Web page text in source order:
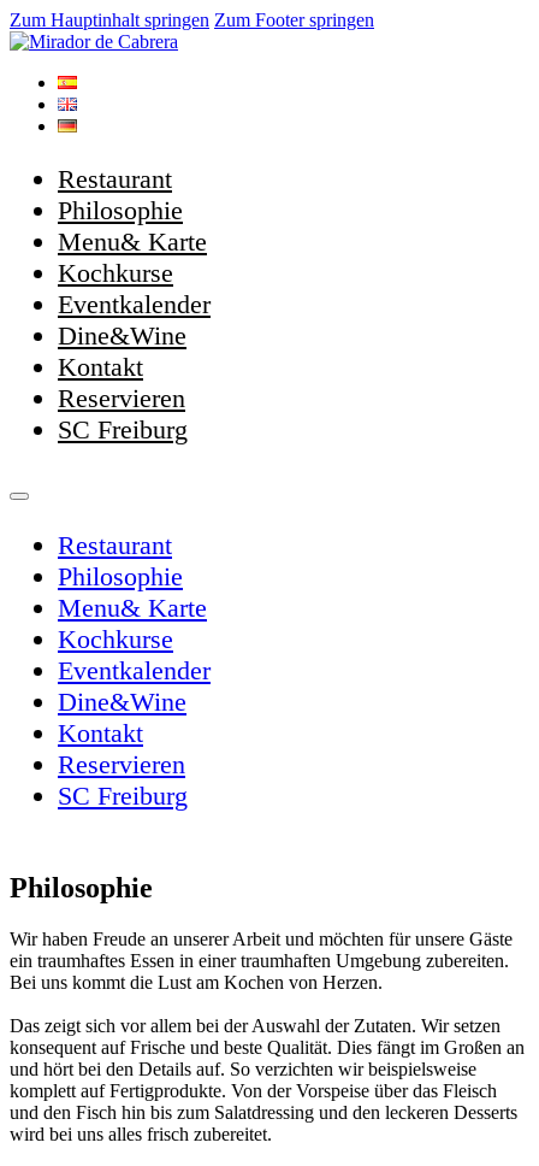
Zum Hauptinhalt springen Zum Footer springen
Restaurant
Philosophie
Menu& Karte
Kochkurse
Eventkalender
Dine&Wine
Kontakt
Reservieren
SC Freiburg
Restaurant
Philosophie
Menu& Karte
Kochkurse
Eventkalender
Dine&Wine
Kontakt
Reservieren
SC Freiburg
Philosophie
Wir haben Freude an unserer Arbeit und möchten für unsere Gäste
ein traumhaftes Essen in einer traumhaften Umgebung zubereiten.
Bei uns kommt die Lust am Kochen von Herzen.
Das zeigt sich vor allem bei der Auswahl der Zutaten. Wir setzen
konsequent auf Frische und beste Qualität. Dies fängt im Großen an
und hört bei den Details auf. So verzichten wir beispielsweise
komplett auf Fertigprodukte. Von der Vorspeise über das Fleisch
und den Fisch hin bis zum Salatdressing und den leckeren Desserts
wird bei uns alles frisch zubereitet.